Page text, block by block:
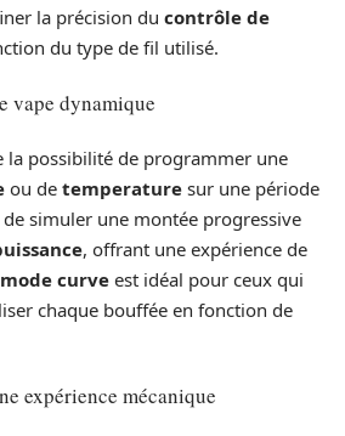
la précision du contrôle de
du type de fil utilisé.
vape dynamique
la possibilité de programmer une
ou de temperature sur une période
simuler une montée progressive
, offrant une expérience de
mode curve est idéal pour ceux qui
chaque bouffée en fonction de
expérience mécanique